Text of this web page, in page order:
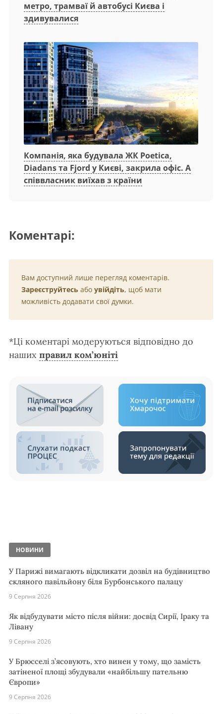
метро, трамваї й автобусі Києва і
здивувалися
Компанія, яка будувала ЖК Poetica,
Diadans та Fjord у Києві, закрила офіс. А
співвласник виїхав з країни
Коментарі:
Вам доступний лише перегляд коментарів.
Зареєструйтесь або увійдіть, щоб мати
можливість додавати свої думки.
*Ці коментарі модеруються відповідно до
наших правил ком’юніті
НОВИНИ
У Парижі вимагають відкликати дозвіл на будівництво
скляного павільйону біля Бурбонського палацу
9 Серпня 2026
Як відбудувати місто після війни: досвід Сирії, Іраку та
Лівану
9 Серпня 2026
У Брюсселі з’ясовують, хто винен у тому, що замість
затіненої площі збудували «найбільшу пательню
Європи»
9 Серпня 2026